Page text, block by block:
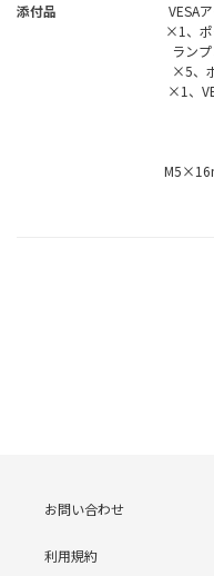
添付品
VESA
×1、
ラン
×5、
×1、
お問い合わせ
利用規約